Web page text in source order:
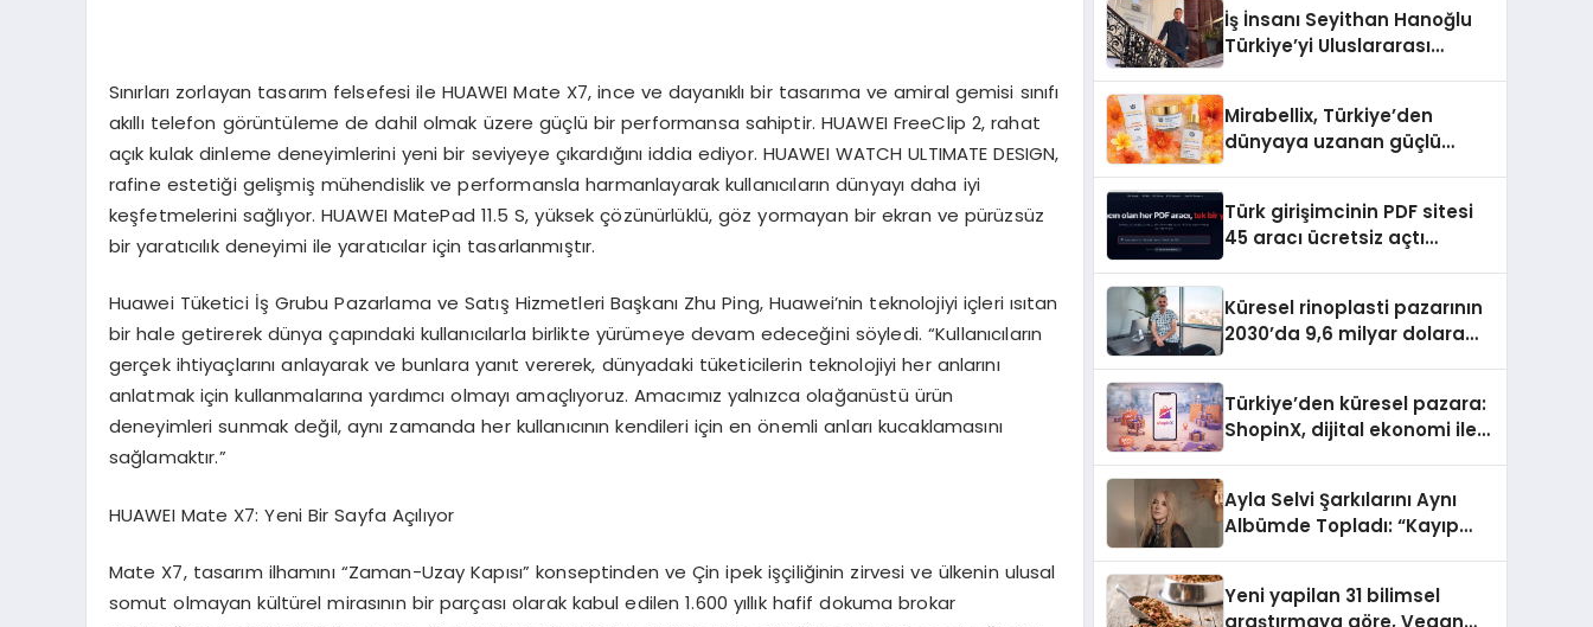
Sınırları zorlayan tasarım felsefesi ile HUAWEI Mate X7, ince ve dayanıklı bir tasarıma ve amiral gemisi sınıfı
akıllı telefon görüntüleme de dahil olmak üzere güçlü bir performansa sahiptir. HUAWEI FreeClip 2, rahat
açık kulak dinleme deneyimlerini yeni bir seviyeye çıkardığını iddia ediyor. HUAWEI WATCH ULTIMATE DESIGN,
rafine estetiği gelişmiş mühendislik ve performansla harmanlayarak kullanıcıların dünyayı daha iyi
keşfetmelerini sağlıyor. HUAWEI MatePad 11.5 S, yüksek çözünürlüklü, göz yormayan bir ekran ve pürüzsüz
bir yaratıcılık deneyimi ile yaratıcılar için tasarlanmıştır.
Huawei Tüketici İş Grubu Pazarlama ve Satış Hizmetleri Başkanı Zhu Ping, Huawei’nin teknolojiyi içleri ısıtan
bir hale getirerek dünya çapındaki kullanıcılarla birlikte yürümeye devam edeceğini söyledi. “Kullanıcıların
gerçek ihtiyaçlarını anlayarak ve bunlara yanıt vererek, dünyadaki tüketicilerin teknolojiyi her anlarını
anlatmak için kullanmalarına yardımcı olmayı amaçlıyoruz. Amacımız yalnızca olağanüstü ürün
deneyimleri sunmak değil, aynı zamanda her kullanıcının kendileri için en önemli anları kucaklamasını
sağlamaktır.”
HUAWEI Mate X7: Yeni Bir Sayfa Açılıyor
Mate X7, tasarım ilhamını “Zaman-Uzay Kapısı” konseptinden ve Çin ipek işçiliğinin zirvesi ve ülkenin ulusal
somut olmayan kültürel mirasının bir parçası olarak kabul edilen 1.600 yıllık hafif dokuma brokar
İş İnsanı Seyithan Hanoğlu
Türkiye’yi Uluslararası
Mirabellix, Türkiye’den
dünyaya uzanan güçlü
Türk girişimcinin PDF sitesi
45 aracı ücretsiz açtı
Küresel rinoplasti pazarının
2030’da 9,6 milyar dolara
Türkiye’den küresel pazara:
ShopinX, dijital ekonomi ile
Ayla Selvi Şarkılarını Aynı
Albümde Topladı: “Kayıp
Yeni yapilan 31 bilimsel
araştırmaya göre, Vegan